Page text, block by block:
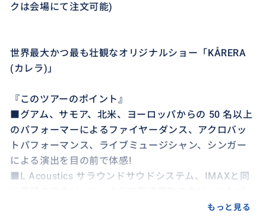
クは会場にて注文可能)
世界最大かつ最も壮観なオリジナルショー「KÅRERA
(カレラ)」
『このツアーのポイント』
■グアム、サモア、北米、ヨーロッパからの 50 名以上
のパフォーマーによるファイヤーダンス、アクロバッ
トパフォーマンス、ライブミュージシャン、シンガー
による演出を目の前で体感!
■L Acoustics サラウンドサウドシステム、IMAXと同
ハイパフォーマンスのマルチメディアで楽しめるショ
もっと見る